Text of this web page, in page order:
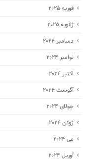
فوریه 2025
ژانویه 2025
دسامبر 2024
نوامبر 2024
اکتبر 2024
آگوست 2024
جولای 2024
ژوئن 2024
می 2024
آوریل 2024